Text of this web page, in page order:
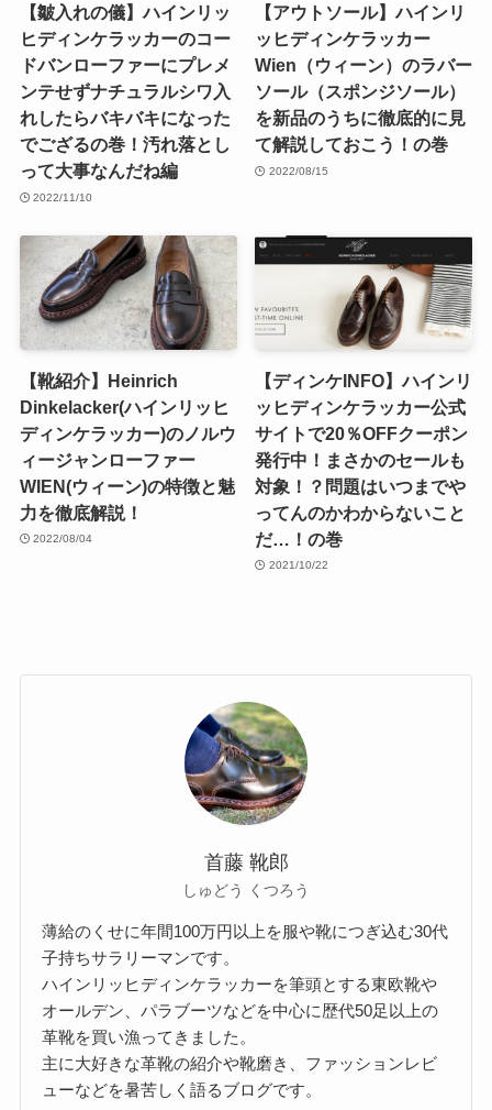
【皺入れの儀】ハインリッ
ヒディンケラッカーのコー
ドバンローファーにプレメ
ンテせずナチュラルシワ入
れしたらバキバキになった
でござるの巻！汚れ落とし
って大事なんだね編
2022/11/10
【アウトソール】ハインリ
ッヒディンケラッカー
Wien（ウィーン）のラバー
ソール（スポンジソール）
を新品のうちに徹底的に見
て解説しておこう！の巻
2022/08/15
【靴紹介】Heinrich
Dinkelacker(ハインリッヒ
ディンケラッカー)のノルウ
ィージャンローファー
WIEN(ウィーン)の特徴と魅
力を徹底解説！
2022/08/04
【ディンケINFO】ハインリ
ッヒディンケラッカー公式
サイトで20％OFFクーポン
発行中！まさかのセールも
対象！？問題はいつまでや
ってんのかわからないこと
だ…！の巻
2021/10/22
首藤 靴郎
しゅどう くつろう
薄給のくせに年間100万円以上を服や靴につぎ込む30代
子持ちサラリーマンです。
ハインリッヒディンケラッカーを筆頭とする東欧靴や
オールデン、パラブーツなどを中心に歴代50足以上の
革靴を買い漁ってきました。
主に大好きな革靴の紹介や靴磨き、ファッションレビ
ューなどを暑苦しく語るブログです。